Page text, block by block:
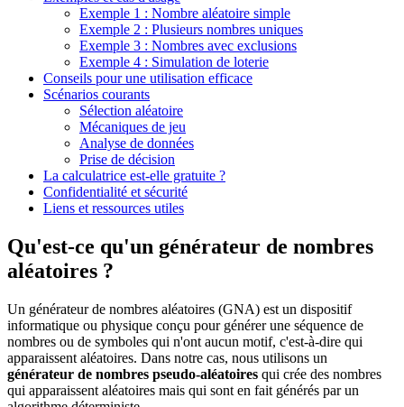
Exemple 1 : Nombre aléatoire simple
Exemple 2 : Plusieurs nombres uniques
Exemple 3 : Nombres avec exclusions
Exemple 4 : Simulation de loterie
Conseils pour une utilisation efficace
Scénarios courants
Sélection aléatoire
Mécaniques de jeu
Analyse de données
Prise de décision
La calculatrice est-elle gratuite ?
Confidentialité et sécurité
Liens et ressources utiles
Qu'est-ce qu'un générateur de nombres
aléatoires ?
Un générateur de nombres aléatoires (GNA) est un dispositif
informatique ou physique conçu pour générer une séquence de
nombres ou de symboles qui n'ont aucun motif, c'est-à-dire qui
apparaissent aléatoires. Dans notre cas, nous utilisons un
générateur de nombres pseudo-aléatoires qui crée des nombres
qui apparaissent aléatoires mais qui sont en fait générés par un